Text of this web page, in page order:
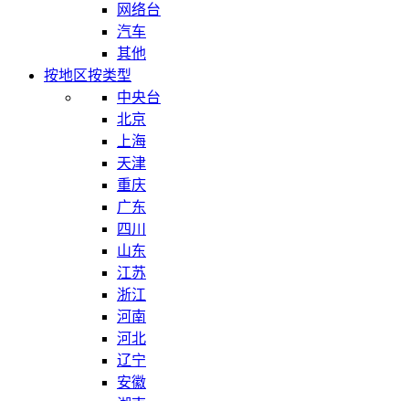
网络台
汽车
其他
按地区按类型
中央台
北京
上海
天津
重庆
广东
四川
山东
江苏
浙江
河南
河北
辽宁
安徽